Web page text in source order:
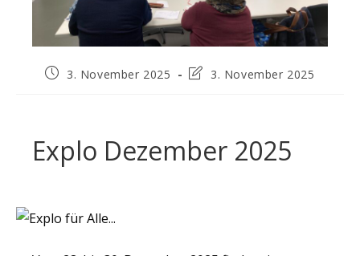
Beitrag3. November 2025
Beitrag3. November 2025
Explo Dezember 2025